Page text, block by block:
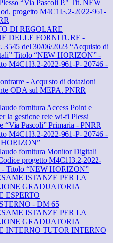
“Via Pascoli P." Tit. NEW
progetto M4C1I3.2-2022-961-
DI REGOLARE
DELLE FORNITURE -
3545 del 30/06/2023 “Acquisto di
Titolo “NEW HORIZON” -
M4C1I3.2-2022-961-P- 20746 -
- Acquisto di dotazioni
ODA sul MEPA. PNRR
fornitura Access Point e
la gestione rete wi-fi Plessi
“Via Pascoli” Primaria - PNRR
M4C1I3.2-2022-961-P- 20746 -
fornitura Monitor Digitali
progetto M4C1I3.2-2022-
- Titolo “NEW HORIZON”
ISTANZE PER LA
GRADUATORIA
ESPERTO
- DM 65
ISTANZE PER LA
GRADUATORIA
INTERNO TUTOR INTERNO